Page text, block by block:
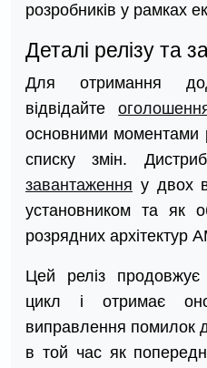
розробників у рамках
Деталі релізу та
Для отримання
відвідайте
основними моментами
списку змін.
завантаження у двох
установником та як
розрядних архітектур
Цей реліз продовжує
цикл і отримає
виправлення помилок
в той час як